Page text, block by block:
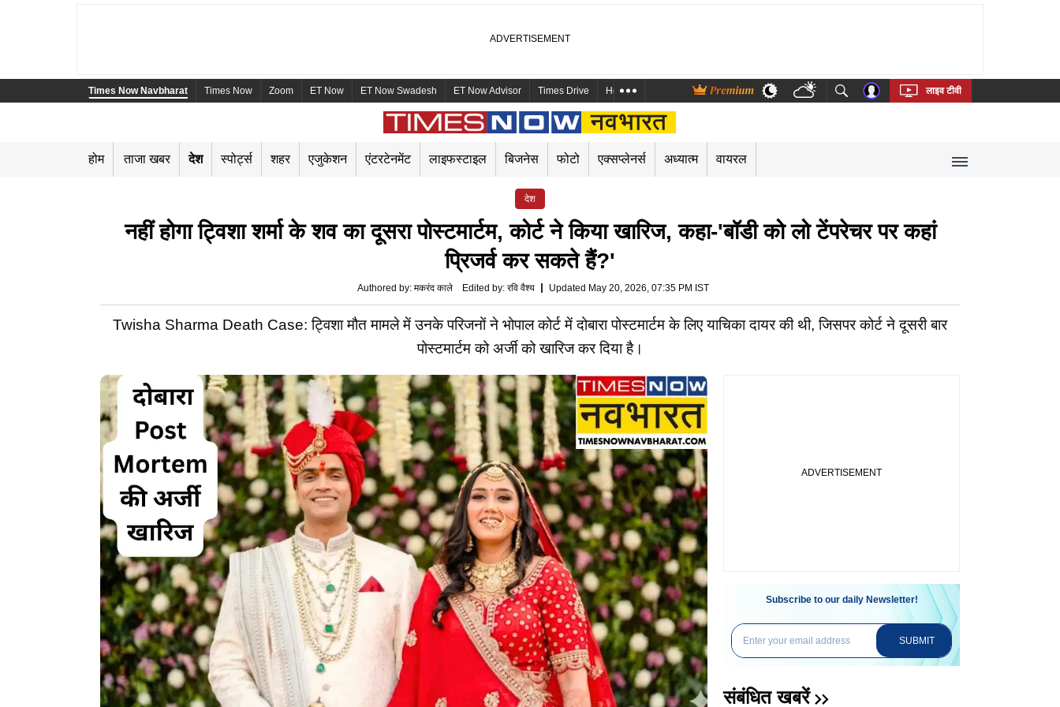
Times Now Navbharat Times Now Zoom ET Now ET Now Swadesh ET Now Advisor Times Drive Health and Me Marathi Bengali Telugu Tamil Kannada Malayalam
लाइव टीवी
होम ताजा खबर देश स्पोर्ट्स शहर एजुकेशन एंटरटेनमेंट लाइफस्टाइल बिजनेस फोटो एक्सप्लेनर्स अध्यात्म वायरल
देश
नहीं होगा ट्विशा शर्मा के शव का दूसरा पोस्टमार्टम, कोर्ट ने किया खारिज, कहा-'बॉडी को लो टेंपरेचर पर कहां
प्रिजर्व कर सकते हैं?'
Authored by: मकरंद काले Edited by: रवि वैश्य Updated May 20, 2026, 07:35 PM IST
Twisha Sharma Death Case: ट्विशा मौत मामले में उनके परिजनों ने भोपाल कोर्ट में दोबारा पोस्टमार्टम के लिए याचिका दायर की थी, जिसपर कोर्ट ने दूसरी बार
पोस्टमार्टम को अर्जी को खारिज कर दिया है।
Subscribe to our daily Newsletter!
SUBMIT
संबंधित खबरें